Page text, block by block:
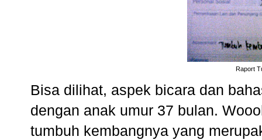
Raport
Bisa dilihat, aspek bicara dan
dengan anak umur 37 bulan.
tumbuh kembangnya yang